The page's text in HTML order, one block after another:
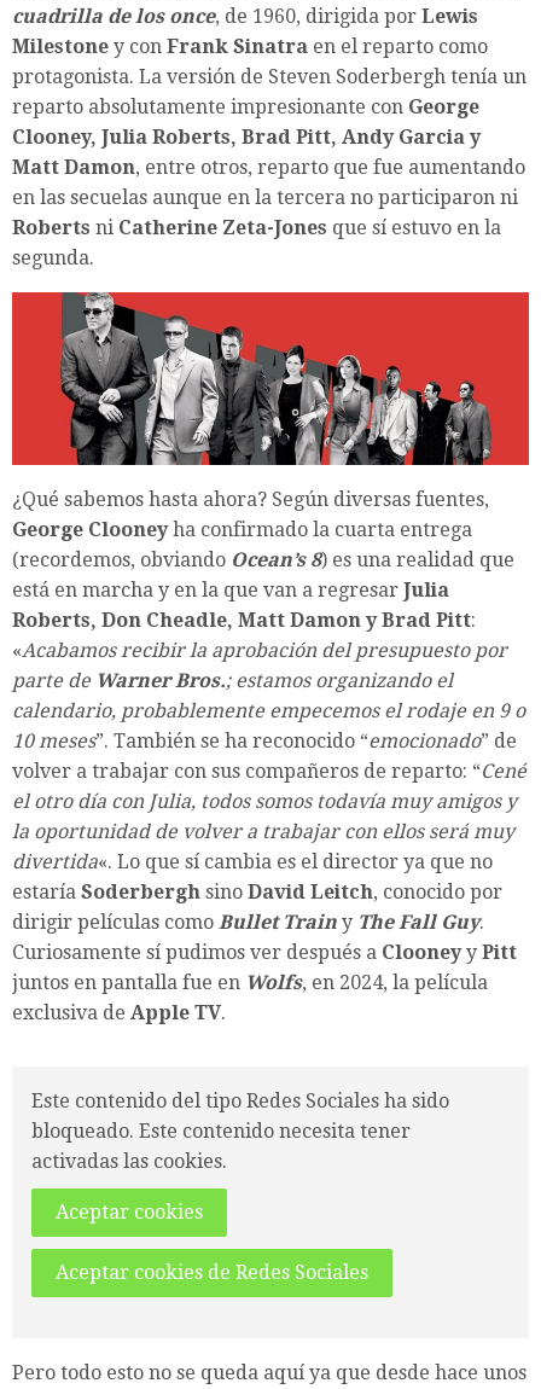
cuadrilla de los once, de 1960, dirigida por Lewis
Milestone y con Frank Sinatra en el reparto como
protagonista. La versión de Steven Soderbergh tenía un
reparto absolutamente impresionante con George
Clooney, Julia Roberts, Brad Pitt, Andy Garcia y
Matt Damon, entre otros, reparto que fue aumentando
en las secuelas aunque en la tercera no participaron ni
Roberts ni Catherine Zeta-Jones que sí estuvo en la
segunda.
¿Qué sabemos hasta ahora? Según diversas fuentes,
George Clooneyha confirmado la cuarta entrega
(recordemos, obviando Ocean’s 8) es una realidad que
está en marcha y en la que van a regresar Julia
Roberts, Don Cheadle, Matt Damon y Brad Pitt:
«Acabamos recibir la aprobación del presupuesto por
parte de Warner Bros.; estamos organizando el
calendario, probablemente empecemos el rodaje en 9 o
10 meses”. También se ha reconocido “emocionado” de
volver a trabajar con sus compañeros de reparto: “Cené
el otro día con Julia, todos somos todavía muy amigos y
la oportunidad de volver a trabajar con ellos será muy
divertida«. Lo que sí cambia es el director ya que no
estaría Soderbergh sino David Leitch, conocido por
dirigir películas como Bullet Train y The Fall Guy.
Curiosamente sí pudimos ver después a Clooneyy Pitt
juntos en pantalla fue en Wolfs, en 2024, la película
exclusiva de Apple TV.
Este contenido del tipo Redes Sociales ha sido
bloqueado. Este contenido necesita tener
activadas las cookies.
Aceptar cookies
Aceptar cookies de Redes Sociales
Pero todo esto no se queda aquí ya que desde hace unos